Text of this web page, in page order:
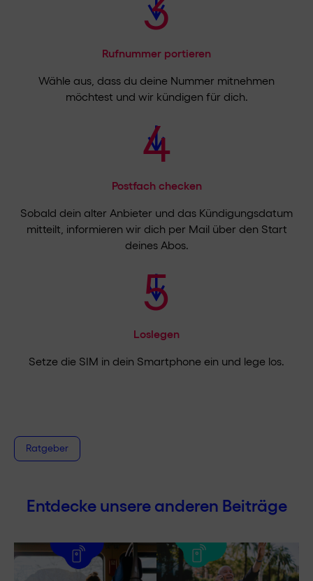
Rufnummer portieren
Wähle aus, dass du deine Nummer mitnehmen
möchtest und wir kündigen für dich.
Postfach checken
Sobald dein alter Anbieter und das Kündigungsdatum
mitteilt, informieren wir dich per Mail über den Start
deines Abos.
4
Loslegen
Setze die SIM in dein Smartphone ein und lege los.
5
Ratgeber
Entdecke unsere anderen Beiträge